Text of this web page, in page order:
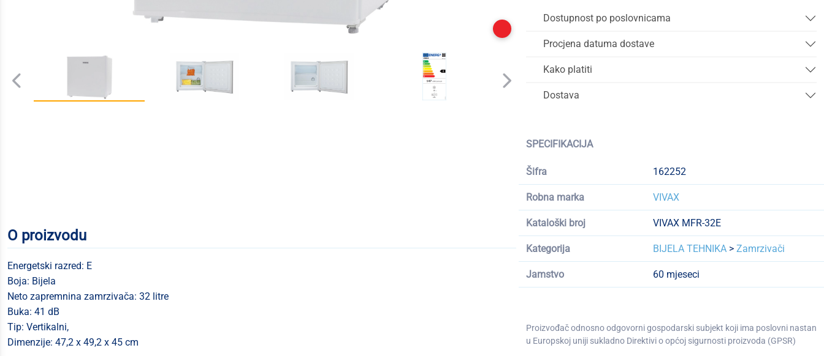
Dostupnost po poslovnicama
Procjena datuma dostave
Kako platiti
Dostava
SPECIFIKACIJA
Šifra 162252
Robna marka VIVAX
Kataloški broj VIVAX MFR-32E
Kategorija BIJELA TEHNIKA >Zamrzivači
Jamstvo 60 mjeseci
Proizvođač odnosno odgovorni gospodarski subjekt koji ima poslovni nastan
u Europskoj uniji sukladno Direktivi o općoj sigurnosti proizvoda (GPSR)
O proizvodu
Energetski razred: E
Boja: Bijela
Neto zapremnina zamrzivača: 32 litre
Buka: 41 dB
Tip: Vertikalni,
Dimenzije: 47,2 x 49,2 x 45 cm